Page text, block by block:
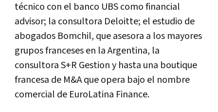
técnico con el banco UBS como financial
advisor; la consultora Deloitte; el estudio de
abogados Bomchil, que asesora a los mayores
grupos franceses en la Argentina, la
consultora S+R Gestion y hasta una boutique
francesa de M&A que opera bajo el nombre
comercial de EuroLatina Finance.